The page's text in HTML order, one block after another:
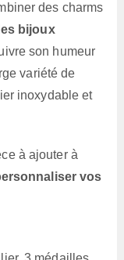
des charms
bijoux
son humeur
variété de
inoxydable et
à ajouter à
vos